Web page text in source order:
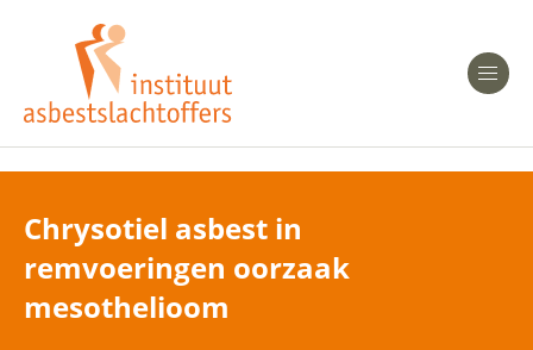
Heeft u Mesothelioom?
Heeft u Asbestose?
Bent u arts?
Bent u werkgever of verzekeraar?
Asbest en Gezondheid
Chrysotiel asbest in
remvoeringen oorzaak
mesothelioom